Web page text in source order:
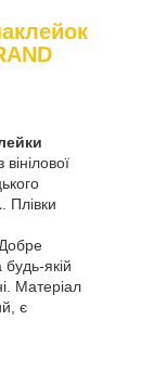
. Плівки
якій
Матеріал
є